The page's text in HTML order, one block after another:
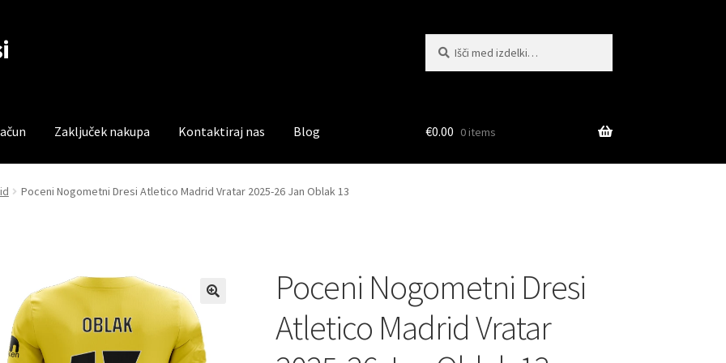
Zaključek nakupa Kontaktiraj nas Blog
Trgovina Zaključek nakupa
€0.00 0 items
Poceni Nogometni Dresi Atletico Madrid Vratar 2025-26 Jan Oblak 13
Poceni Nogometni Dresi
Atletico Madrid Vratar